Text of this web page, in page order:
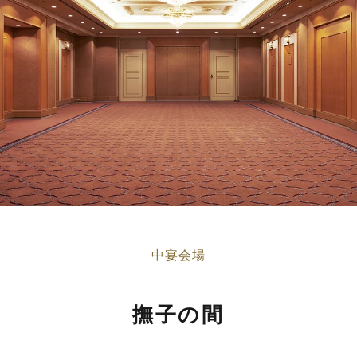
中宴会場
撫子の間